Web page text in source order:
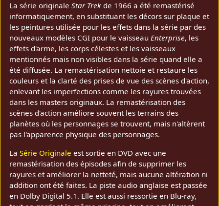
La série originaleStar Trek de 1966 a été remastérisé
informatiquement, en substituant les décors sur plaque et
les peintures utilisée pour les effets dans la série par des
nouveaux modèles CGI pour le vaisseauEnterprise, les
effets d'arme, les corps célestes et les vaisseaux
mentionnés mais non visibles dans la série quand elle a
été diffusée. La remastérisation nettoie et restaure les
couleurs et la clarté des prises de vue des scènes d'action,
enlevant les imperfections comme les rayures trouvées
dans les masters originaux. La remastérisation des
scènes d'action améliore souvent les terrains des
planètes où les personnages se trouvent, mais n'altèrent
pas l'apparence physique des personnages.
LaSérie Originale est sortie en DVD avec une
remastérisation des épisodes afin de supprimer les
rayures et améliorer la netteté, mais aucune altération ni
addition ont été faites. La piste audio anglaise est passée
en Dolby Digital 5.1. Elle est aussi ressortie en Blu-ray,